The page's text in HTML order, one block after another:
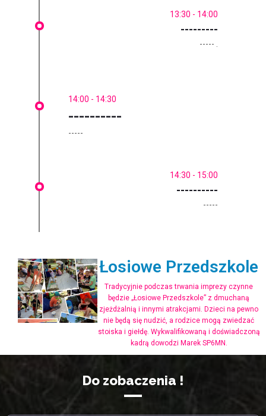
13:30 - 14:00
---------
----- .
14:00 - 14:30
----------
-----
14:30 - 15:00
----------
-----
Łosiowe Przedszkole
Tradycyjnie podczas trwania imprezy czynne
będzie „Łosiowe Przedszkole” z dmuchaną
zjeżdżalnią i innymi atrakcjami. Dzieci na pewno
nie będą się nudzić, a rodzice mogą zwiedzać
stoiska i giełdę. Wykwalifikowaną i doświadczoną
kadrą dowodzi Marek SP6MN.
Do zobaczenia !